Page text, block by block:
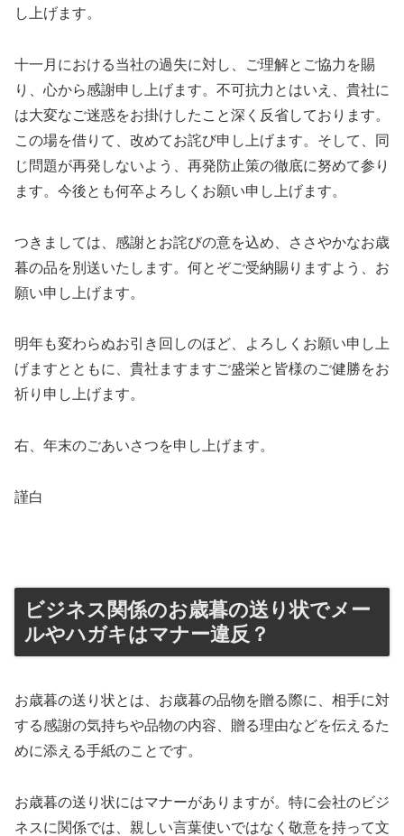
し上げます。
十一月における当社の過失に対し、ご理解とご協力を賜
り、心から感謝申し上げます。不可抗力とはいえ、貴社に
は大変なご迷惑をお掛けしたこと深く反省しております。
この場を借りて、改めてお詫び申し上げます。そして、同
じ問題が再発しないよう、再発防止策の徹底に努めて参り
ます。今後とも何卒よろしくお願い申し上げます。
つきましては、感謝とお詫びの意を込め、ささやかなお歳
暮の品を別送いたします。何とぞご受納賜りますよう、お
願い申し上げます。
明年も変わらぬお引き回しのほど、よろしくお願い申し上
げますとともに、貴社ますますご盛栄と皆様のご健勝をお
祈り申し上げます。
右、年末のごあいさつを申し上げます。
謹白
ビジネス関係のお歳暮の送り状でメー
ルやハガキはマナー違反？
お歳暮の送り状とは、お歳暮の品物を贈る際に、相手に対
する感謝の気持ちや品物の内容、贈る理由などを伝えるた
めに添える手紙のことです。
お歳暮の送り状にはマナーがありますが。特に会社のビジ
ネスに関係では、親しい言葉使いではなく敬意を持って文